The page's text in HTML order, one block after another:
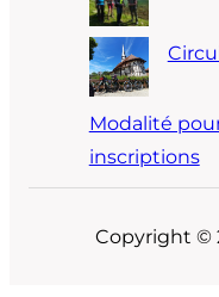
Modalité
inscriptions
Copyright ©